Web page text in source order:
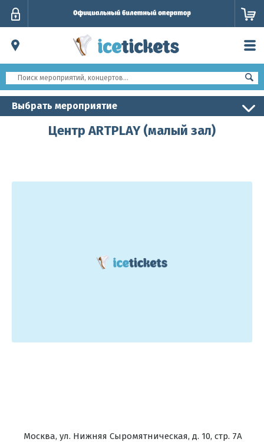
Выбрать мероприятие
Центр ARTPLAY (малый зал)
Москва, ул. Нижняя Сыромятническая, д. 10, стр. 7А